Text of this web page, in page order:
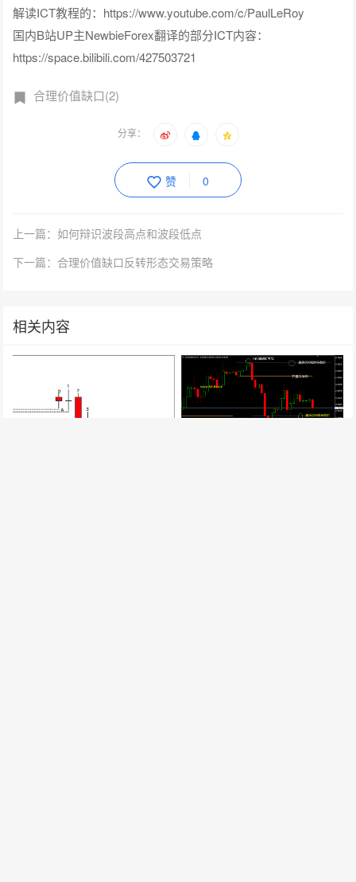
解读ICT教程的：https://www.youtube.com/c/PaulLeRoy
国内B站UP主NewbieForex翻译的部分ICT内容：
https://space.bilibili.com/427503721
合理价值缺口(2)
分享：
赞 0
上一篇：如何辩识波段高点和波段低点
下一篇：合理价值缺口反转形态交易策略
相关内容